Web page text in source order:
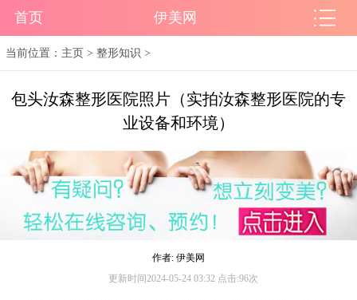
首页 伊美网
当前位置： 主页 >整形知识 >
包头汝森整形医院照片（实拍汝森整形医院的专
业设备和环境）
作者: 伊美网
更新时间2024-05-24 03:32 点击:96次